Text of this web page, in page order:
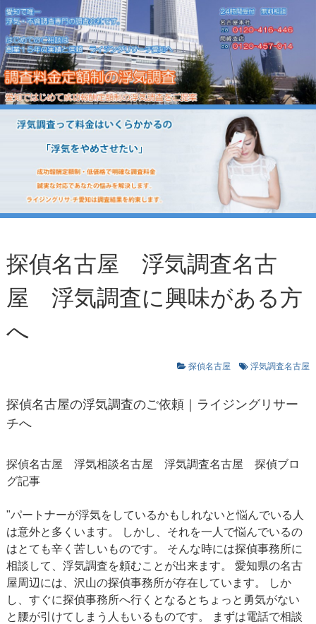
探偵名古屋 浮気調査名古
屋 浮気調査に興味がある方
へ
探偵名古屋 浮気調査名古屋
探偵名古屋の浮気調査のご依頼｜ライジングリサー
チへ
探偵名古屋 浮気相談名古屋 浮気調査名古屋 探偵ブロ
グ記事
"パートナーが浮気をしているかもしれないと悩んでいる人
は意外と多くいます。 しかし、それを一人で悩んでいるの
はとても辛く苦しいものです。 そんな時には探偵事務所に
相談して、浮気調査を頼むことが出来ます。 愛知県の名古
屋周辺には、沢山の探偵事務所が存在しています。 しか
し、すぐに探偵事務所へ行くとなるとちょっと勇気がない
と腰が引けてしまう人もいるものです。 まずは電話で相談